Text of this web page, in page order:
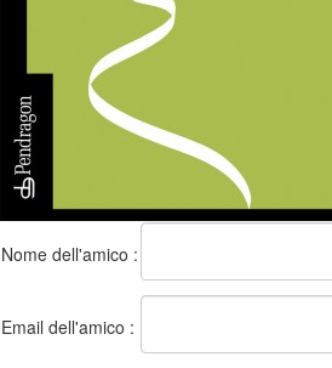
Nome dell'amico :
Email dell'amico :